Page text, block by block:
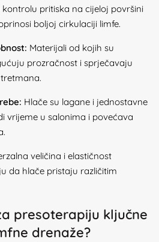
pritiska na cijeloj površini
boljoj cirkulaciji limfe.
Materijali od kojih su
prozračnost i sprječavaju
Hlače su lagane i jednostavne
vrijeme u salonima i povećava
veličina i elastičnost
da hlače pristaju različitim
presoterapiju ključne
drenaže?